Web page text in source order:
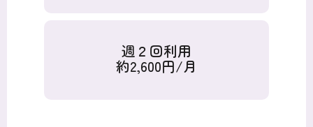
週２回利用
約2,600円/月